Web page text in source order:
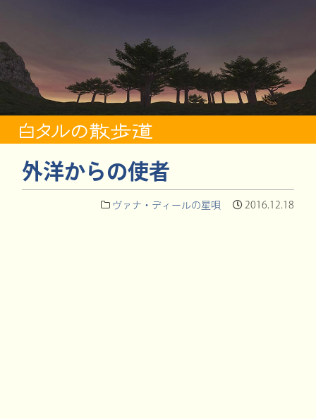
外洋からの使者
ヴァナ・ディールの星唄 2016.12.18